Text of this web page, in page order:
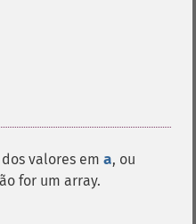
valores em a, ou
for um array.